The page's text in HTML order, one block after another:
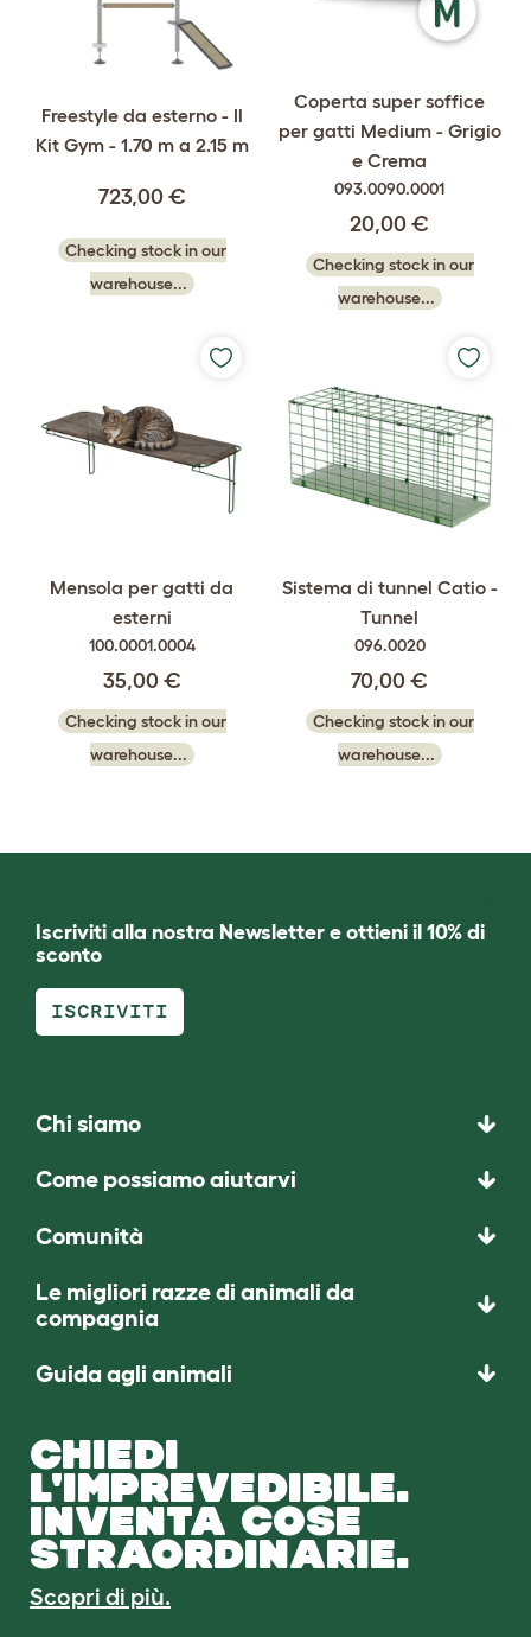
Freestyle da esterno - Il
Kit Gym - 1.70 m a 2.15 m
723,00 €
Checking stock in our
warehouse...
Coperta super soffice
per gatti Medium - Grigio
e Crema
093.0090.0001
20,00 €
Checking stock in our
warehouse...
Mensola per gatti da
esterni
100.0001.0004
35,00 €
Checking stock in our
warehouse...
Sistema di tunnel Catio -
Tunnel
096.0020
70,00 €
Checking stock in our
warehouse...
Iscriviti alla nostra Newsletter e ottieni il 10% di
sconto
ISCRIVITI
Chi siamo
Come possiamo aiutarvi
Comunità
Le migliori razze di animali da
compagnia
Guida agli animali
CHIEDI
L'IMPREVEDIBILE.
INVENTA COSE
STRAORDINARIE.
Scopri di più.